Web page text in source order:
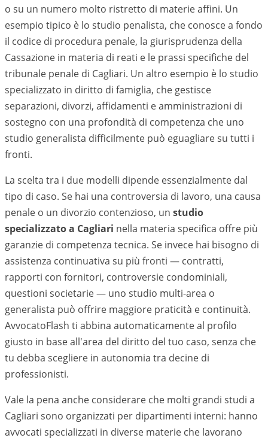
o su un numero molto ristretto di materie affini. Un
esempio tipico è lo studio penalista, che conosce a fondo
il codice di procedura penale, la giurisprudenza della
Cassazione in materia di reati e le prassi specifiche del
tribunale penale di Cagliari. Un altro esempio è lo studio
specializzato in diritto di famiglia, che gestisce
separazioni, divorzi, affidamenti e amministrazioni di
sostegno con una profondità di competenza che uno
studio generalista difficilmente può eguagliare su tutti i
fronti.
La scelta tra i due modelli dipende essenzialmente dal
tipo di caso. Se hai una controversia di lavoro, una causa
penale o un divorzio contenzioso, un studio
specializzato a Cagliari nella materia specifica offre più
garanzie di competenza tecnica. Se invece hai bisogno di
assistenza continuativa su più fronti — contratti,
rapporti con fornitori, controversie condominiali,
questioni societarie — uno studio multi-area o
generalista può offrire maggiore praticità e continuità.
AvvocatoFlash ti abbina automaticamente al profilo
giusto in base all'area del diritto del tuo caso, senza che
tu debba scegliere in autonomia tra decine di
professionisti.
Vale la pena anche considerare che molti grandi studi a
Cagliari sono organizzati per dipartimenti interni: hanno
avvocati specializzati in diverse materie che lavorano